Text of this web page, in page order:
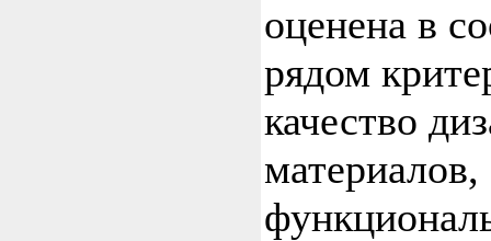
оценена в
рядом
качество
материалов,